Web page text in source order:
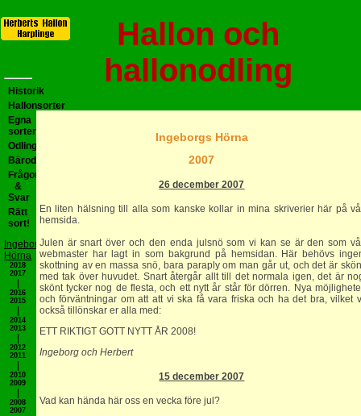
Historik
Hallonsorter
Egna
sorter
Odlingsråd
Bärodlartips
Frågor
&
Svar
Rätt
sort!
Ingeborgs
Hörna
2018
2017
2016
2015
2014
2013
2012
2011
2010
2009
2008
2007
Hallon och
hallonodling
Ingeborgs Hörna
2007
26 december 2007
En liten hälsning till alla som kanske kollar in mina skriverier här på
hemsida.
Julen är snart över och den enda julsnö som vi kan se är den som
webmaster har lagt in som bakgrund på hemsidan. Här behövs
skottning av en massa snö, bara paraply om man går ut, och det är
med tak över huvudet. Snart återgår allt till det normala igen, det är
skönt tycker nog de flesta, och ett nytt år står för dörren. Nya
och förväntningar om att att vi ska få vara friska och ha det bra, vilket
också tillönskar er alla med:
ETT RIKTIGT GOTT NYTT ÅR 2008!
Ingeborg och Herbert
15 december 2007
Vad kan hända här oss en vecka före jul?